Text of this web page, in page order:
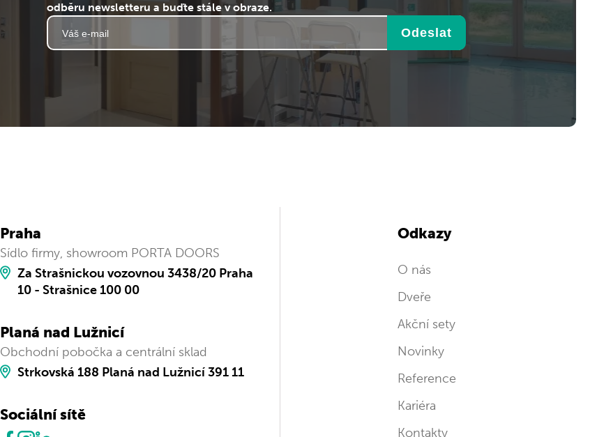
odběru newsletteru a buďte stále v obraze.
Odeslat
Praha
Sídlo firmy, showroom PORTA DOORS
Za Strašnickou vozovnou 3438/20 Praha
10 - Strašnice 100 00
Planá nad Lužnicí
Obchodní pobočka a centrální sklad
Strkovská 188 Planá nad Lužnicí 391 11
Sociální sítě
Odkazy
O nás
Dveře
Akční sety
Novinky
Reference
Kariéra
Kontakty